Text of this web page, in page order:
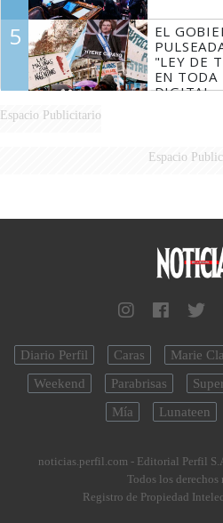
5
EL
"LEY DE
EN TODA
DIGITAL
Espacio Publicitario
Espacio
Diario Perfil Caras Marie
Weekend
Parabrisas
Mía
Lunateen
noticias.perfil.com - Editorial Perfil
Todos los derechos
Registro de Propiedad